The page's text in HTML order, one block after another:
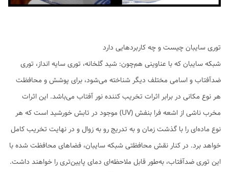
توری سایبان چیست و چه کاربردهایی دارد
شبکه سایبان که با عناوینی هم‌چون: شید گلخانه، توری سایه انداز، توری
ضدآفتاب و اسامی مختلف دیگر شناخته می‌شود، برای پوشش و محافظت
هر نوع مکانی در برابر اثرات تخریب کننده نور آفتاب می‌باشد. این اثرات
مخرب ناشی از اشعه فرا بنفش (UV) موجود در تابش خورشید است که هر
نوع ماده‌ای را با گذشت زمان و به تدریج رو به زوال و در نهایت تخریب کامل
خواهد برد. در کنار نقش محافظتی شبکه سایبان، فضاهای محافظت شده با
این توری ضدآفتاب، به‌طور قابل ملاحظه‌ای دمای پایین‌تری را خواهند داشت.